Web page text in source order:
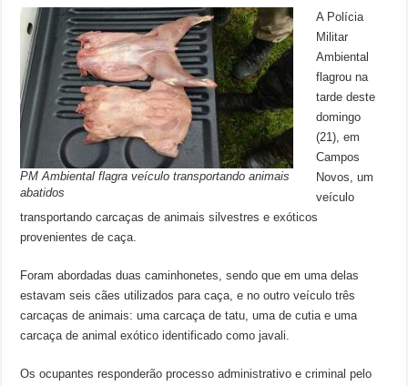
PM Ambiental flagra veículo transportando animais
abatidos
A Polícia
Militar
Ambiental
flagrou na
tarde deste
domingo
(21), em
Campos
Novos, um
veículo
transportando carcaças de animais silvestres e exóticos
provenientes de caça.
Foram abordadas duas caminhonetes, sendo que em uma delas
estavam seis cães utilizados para caça, e no outro veículo três
carcaças de animais: uma carcaça de tatu, uma de cutia e uma
carcaça de animal exótico identificado como javali.
Os ocupantes responderão processo administrativo e criminal pelo